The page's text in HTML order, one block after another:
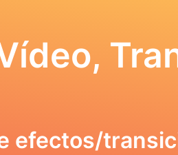
efectos/